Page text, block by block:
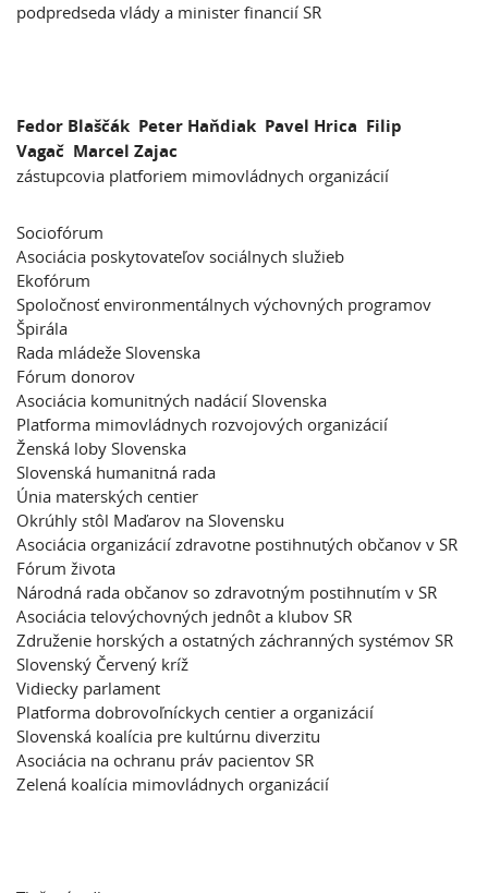
podpredseda vlády a minister financií SR
Fedor Blaščák Peter Haňdiak Pavel Hrica Filip
Vagač Marcel Zajac
zástupcovia platforiem mimovládnych organizácií
Sociofórum
Asociácia poskytovateľov sociálnych služieb
Ekofórum
Spoločnosť environmentálnych výchovných programov
Špirála
Rada mládeže Slovenska
Fórum donorov
Asociácia komunitných nadácií Slovenska
Platforma mimovládnych rozvojových organizácií
Ženská loby Slovenska
Slovenská humanitná rada
Únia materských centier
Okrúhly stôl Maďarov na Slovensku
Asociácia organizácií zdravotne postihnutých občanov v SR
Fórum života
Národná rada občanov so zdravotným postihnutím v SR
Asociácia telovýchovných jednôt a klubov SR
Združenie horských a ostatných záchranných systémov SR
Slovenský Červený kríž
Vidiecky parlament
Platforma dobrovoľníckych centier a organizácií
Slovenská koalícia pre kultúrnu diverzitu
Asociácia na ochranu práv pacientov SR
Zelená koalícia mimovládnych organizácií